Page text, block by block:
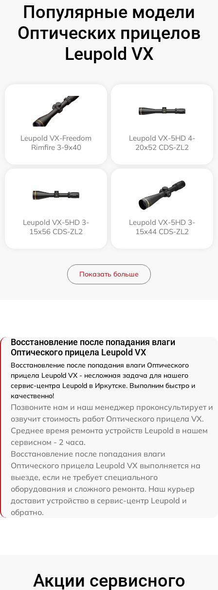
Популярные модели
Оптических прицелов
Leupold VX
Leupold VX-Freedom
Rimfire 3-9x40
Leupold VX-5HD 4-
20x52 CDS-ZL2
Leupold VX-5HD 3-
15x56 CDS-ZL2
Leupold VX-5HD 3-
15x44 CDS-ZL2
Показать больше
Восстановление после попадания влаги
Оптического прицела Leupold VX
Восстановление после попадания влаги Оптического
прицела Leupold VX - несложная задача для нашего
сервис-центра Leupold в Иркутске. Выполним быстро и
качественно!
Позвоните нам и наш менеджер проконсультирует и
озвучит стоимость работ Оптического прицела VX.
Среднее время ремонта устройств Leupold в нашем
сервисном - 2 часа.
Восстановление после попадания влаги
Оптического прицела Leupold VX выполняется на
выезде, если не требует специального
оборудования и сложного ремонта. Наш курьер
доставит устройство в сервис-центр Leupold и
обратно.
Акции сервисного